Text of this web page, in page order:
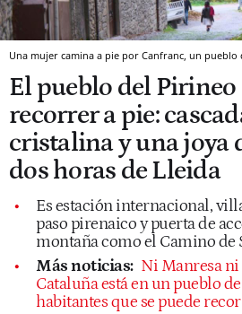
Una mujer camina a pie por Canfranc, un pueblo
El pueblo del
recorrer a pie:
cristalina y una joya
dos horas de Lleida
Es estación internacional,
paso pirenaico y puerta de
montaña como el Camino de
Más noticias: Ni Manresa ni
Cataluña está en un pueblo
habitantes que se puede